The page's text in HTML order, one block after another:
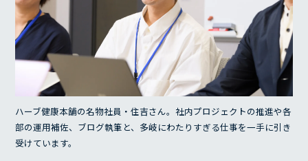
ハーブ健康本舗の名物社員・住吉さん。社内プロジェクトの推進や各
部の運用補佐、ブログ執筆と、多岐にわたりすぎる仕事を一手に引き
受けています。